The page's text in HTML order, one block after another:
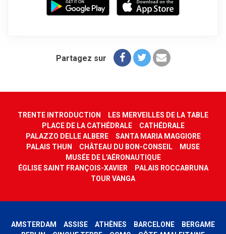
Partagez sur
TRENTE INTRODUCTION
LES MERVEILLES DE LA TABLE
PLACE DE LA CATHÉDRALE
CATHÉDRALE
PALAZZO DELLE ALBERE
SANTA MARIA MAGGIORE
PALAIS THUN
CHÂTEAU DU BON-CONSEIL
MUSE
MUSÉE DE L'AÉRONAUTIQUE
ÉGLISE SAINT FRANÇOIS-XAVIER
PALAIS ROCCABRUNA
TOUR VANGA
AMSTERDAM ASSISE ATHÈNES BARCELONE
BERGAME